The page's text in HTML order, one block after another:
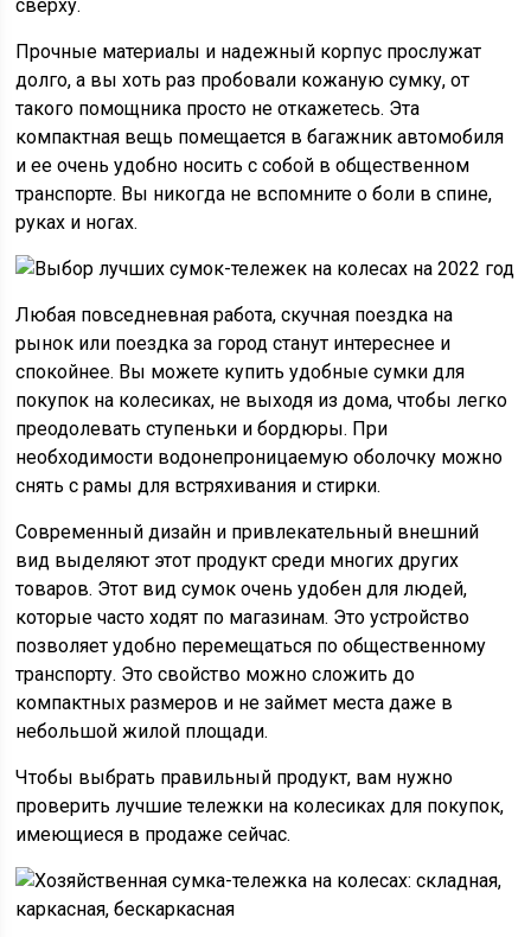
сверху.
Прочные материалы и надежный корпус прослужат
долго, а вы хоть раз пробовали кожаную сумку, от
такого помощника просто не откажетесь. Эта
компактная вещь помещается в багажник автомобиля
и ее очень удобно носить с собой в общественном
транспорте. Вы никогда не вспомните о боли в спине,
руках и ногах.
Любая повседневная работа, скучная поездка на
рынок или поездка за город станут интереснее и
спокойнее. Вы можете купить удобные сумки для
покупок на колесиках, не выходя из дома, чтобы легко
преодолевать ступеньки и бордюры. При
необходимости водонепроницаемую оболочку можно
снять с рамы для встряхивания и стирки.
Современный дизайн и привлекательный внешний
вид выделяют этот продукт среди многих других
товаров. Этот вид сумок очень удобен для людей,
которые часто ходят по магазинам. Это устройство
позволяет удобно перемещаться по общественному
транспорту. Это свойство можно сложить до
компактных размеров и не займет места даже в
небольшой жилой площади.
Чтобы выбрать правильный продукт, вам нужно
проверить лучшие тележки на колесиках для покупок,
имеющиеся в продаже сейчас.